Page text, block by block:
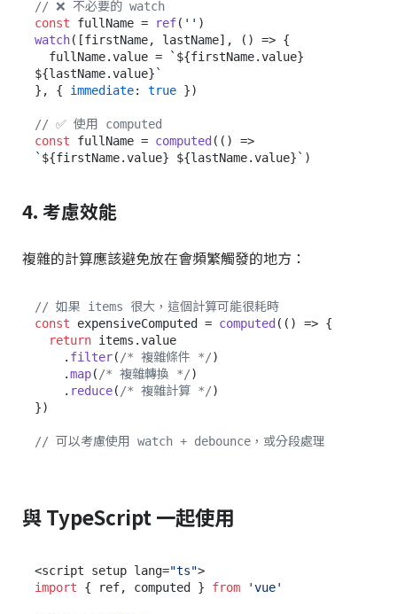
// ❌ 不必要的 watch
const fullName = ref( ''
watch([firstName, lastName], () => {
  fullName.
value = ` ${firstName.value}
${lastName.value} `
}, { immediate: true })
// ✅ 使用 computed
const fullName = computed ( () =>
` ${firstName.value} ${lastName.value} `
4. 考慮效能
複雜的計算應該避免放在會頻繁觸發的地方：
// 如果 items 很大，這個計算可能很耗時
const expensiveComputed = computed ( () => {
return items.value
    .
filter(/* 複雜條件 */)
    .
map(/* 複雜轉換 */)
    .
reduce(/* 複雜計算 */)
})
// 可以考慮使用 watch + debounce，或分段處理
與 TypeScript 一起使用
<script setup lang="ts"
import { ref, computed } from 'vue'